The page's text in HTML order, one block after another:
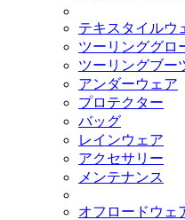
テキスタイルウ
ツーリンググロ
ツーリングブー
アンダーウェア
プロテクター
バッグ
レインウェア
アクセサリー
メンテナンス
オフロードウェ